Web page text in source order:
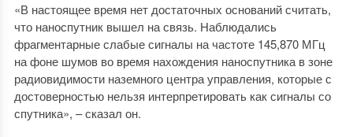
«В настоящее время нет достаточных оснований считать,
что наноспутник вышел на связь. Наблюдались
фрагментарные слабые сигналы на частоте 145,870 МГц
на фоне шумов во время нахождения наноспутника в зоне
радиовидимости наземного центра управления, которые с
достоверностью нельзя интерпретировать как сигналы со
спутника», – сказал он.